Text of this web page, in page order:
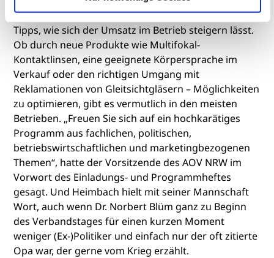
Am Nachmittag gab es für die Besucher noch viele
Tipps, wie sich der Umsatz im Betrieb steigern lässt.
Ob durch neue Produkte wie Multifokal-
Kontaktlinsen, eine geeignete Körpersprache im
Verkauf oder den richtigen Umgang mit
Reklamationen von Gleitsichtgläsern – Möglichkeiten
zu optimieren, gibt es vermutlich in den meisten
Betrieben. „Freuen Sie sich auf ein hochkarätiges
Programm aus fachlichen, politischen,
betriebswirtschaftlichen und marketingbezogenen
Themen“, hatte der Vorsitzende des AOV NRW im
Vorwort des Einladungs- und Programmheftes
gesagt. Und Heimbach hielt mit seiner Mannschaft
Wort, auch wenn Dr. Norbert Blüm ganz zu Beginn
des Verbandstages für einen kurzen Moment
weniger (Ex-)Politiker und einfach nur der oft zitierte
Opa war, der gerne vom Krieg erzählt.